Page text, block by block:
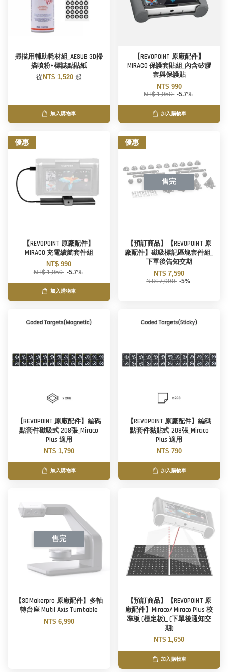
掃描用輔助耗材組_AESUB 3D掃
描噴粉+標誌點貼紙
從NT$ 1,520 起
加入購物車
【REVOPOINT 原廠配件】
MIRACO 保護套貼組_內含矽膠
套與保護貼
NT$ 990
NT$ 1,050 -5.7%
加入購物車
優惠
【REVOPOINT 原廠配件】
MIRACO 充電續航套件組
NT$ 990
NT$ 1,050 -5.7%
加入購物車
優惠
售完
【預訂商品】【REVOPOINT 原
廠配件】磁吸標記區塊套件組_
下單後告知交期
NT$ 7,590
NT$ 7,990 -5%
【REVOPOINT 原廠配件】編碼
點套件磁吸式 208張_Miraco
Plus 適用
NT$ 1,790
加入購物車
【REVOPOINT 原廠配件】編碼
點套件黏貼式 208張_Miraco
Plus 適用
NT$ 790
加入購物車
售完
【3DMakerpro 原廠配件】多軸
轉台座 Mutil Axis Turntable
NT$ 6,990
【預訂商品】【REVOPOINT 原
廠配件】Miraco/ Miraco Plus 校
準板 (標定板)_ (下單後通知交
期)
NT$ 1,650
加入購物車